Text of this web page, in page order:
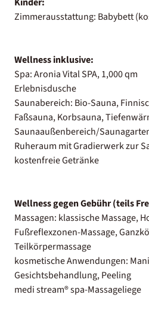
Zimmerausstattung: Babybett
Wellness inklusive:
Spa: Aronia Vital SPA, 1,000 qm
Erlebnisdusche
Saunabereich: Bio-Sauna,
Faßsauna, Korbsauna,
Saunaaußenbereich/
Ruheraum mit Gradierwerk zur
kostenfreie Getränke
Wellness gegen Gebühr (teils
Massagen: klassische Massage,
Fußreflexzonen-Massage,
Teilkörpermassage
kosmetische Anwendungen:
Gesichtsbehandlung, Peeling
medi stream® spa-Massageliege